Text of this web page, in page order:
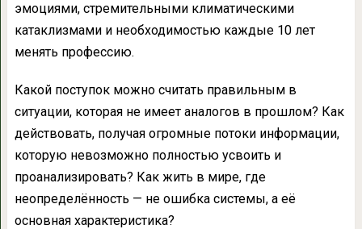
эмоциями, стремительными климатическими
катаклизмами и необходимостью каждые 10 лет
менять профессию.
Какой поступок можно считать правильным в
ситуации, которая не имеет аналогов в прошлом? Как
действовать, получая огромные потоки информации,
которую невозможно полностью усвоить и
проанализировать? Как жить в мире, где
неопределённость — не ошибка системы, а её
основная характеристика?